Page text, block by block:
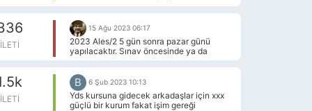
İLETI
15 Ağu 2023 06:17
2023 Ales/2 5 gün sonra pazar günü
yapılacaktır. Sınav öncesinde ya da
başlık altında konuşabiliriz.
İLETI
B 6 Şub 2023 10:13
Yds kursuna gidecek arkadaşlar için xxx
güçlü bir kurum fakat işim gereği